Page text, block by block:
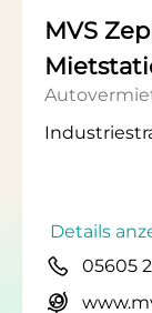
MVS
Details
05605